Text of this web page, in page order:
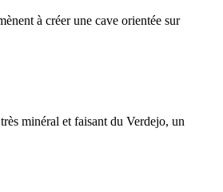
à créer une cave orientée sur
minéral et faisant du Verdejo, un